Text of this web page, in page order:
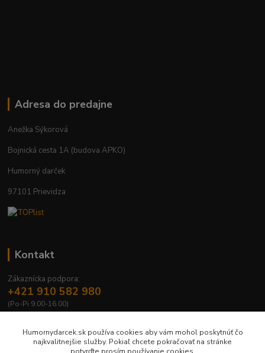
Adresa do predajne
Anežka Sýkorová
Bojnická cesta 1A (budova APKO)
Humorný darček
97101 Prievidza
Kontakt
Zákaznícka podpora:
+421 910 582 980
(Po-Pi 9.00-16.00)
Humornydarcek.sk používa cookies aby vám mohol poskytnúť čo
najkvalitnejšie služby. Pokiaľ chcete pokračovať na stránke